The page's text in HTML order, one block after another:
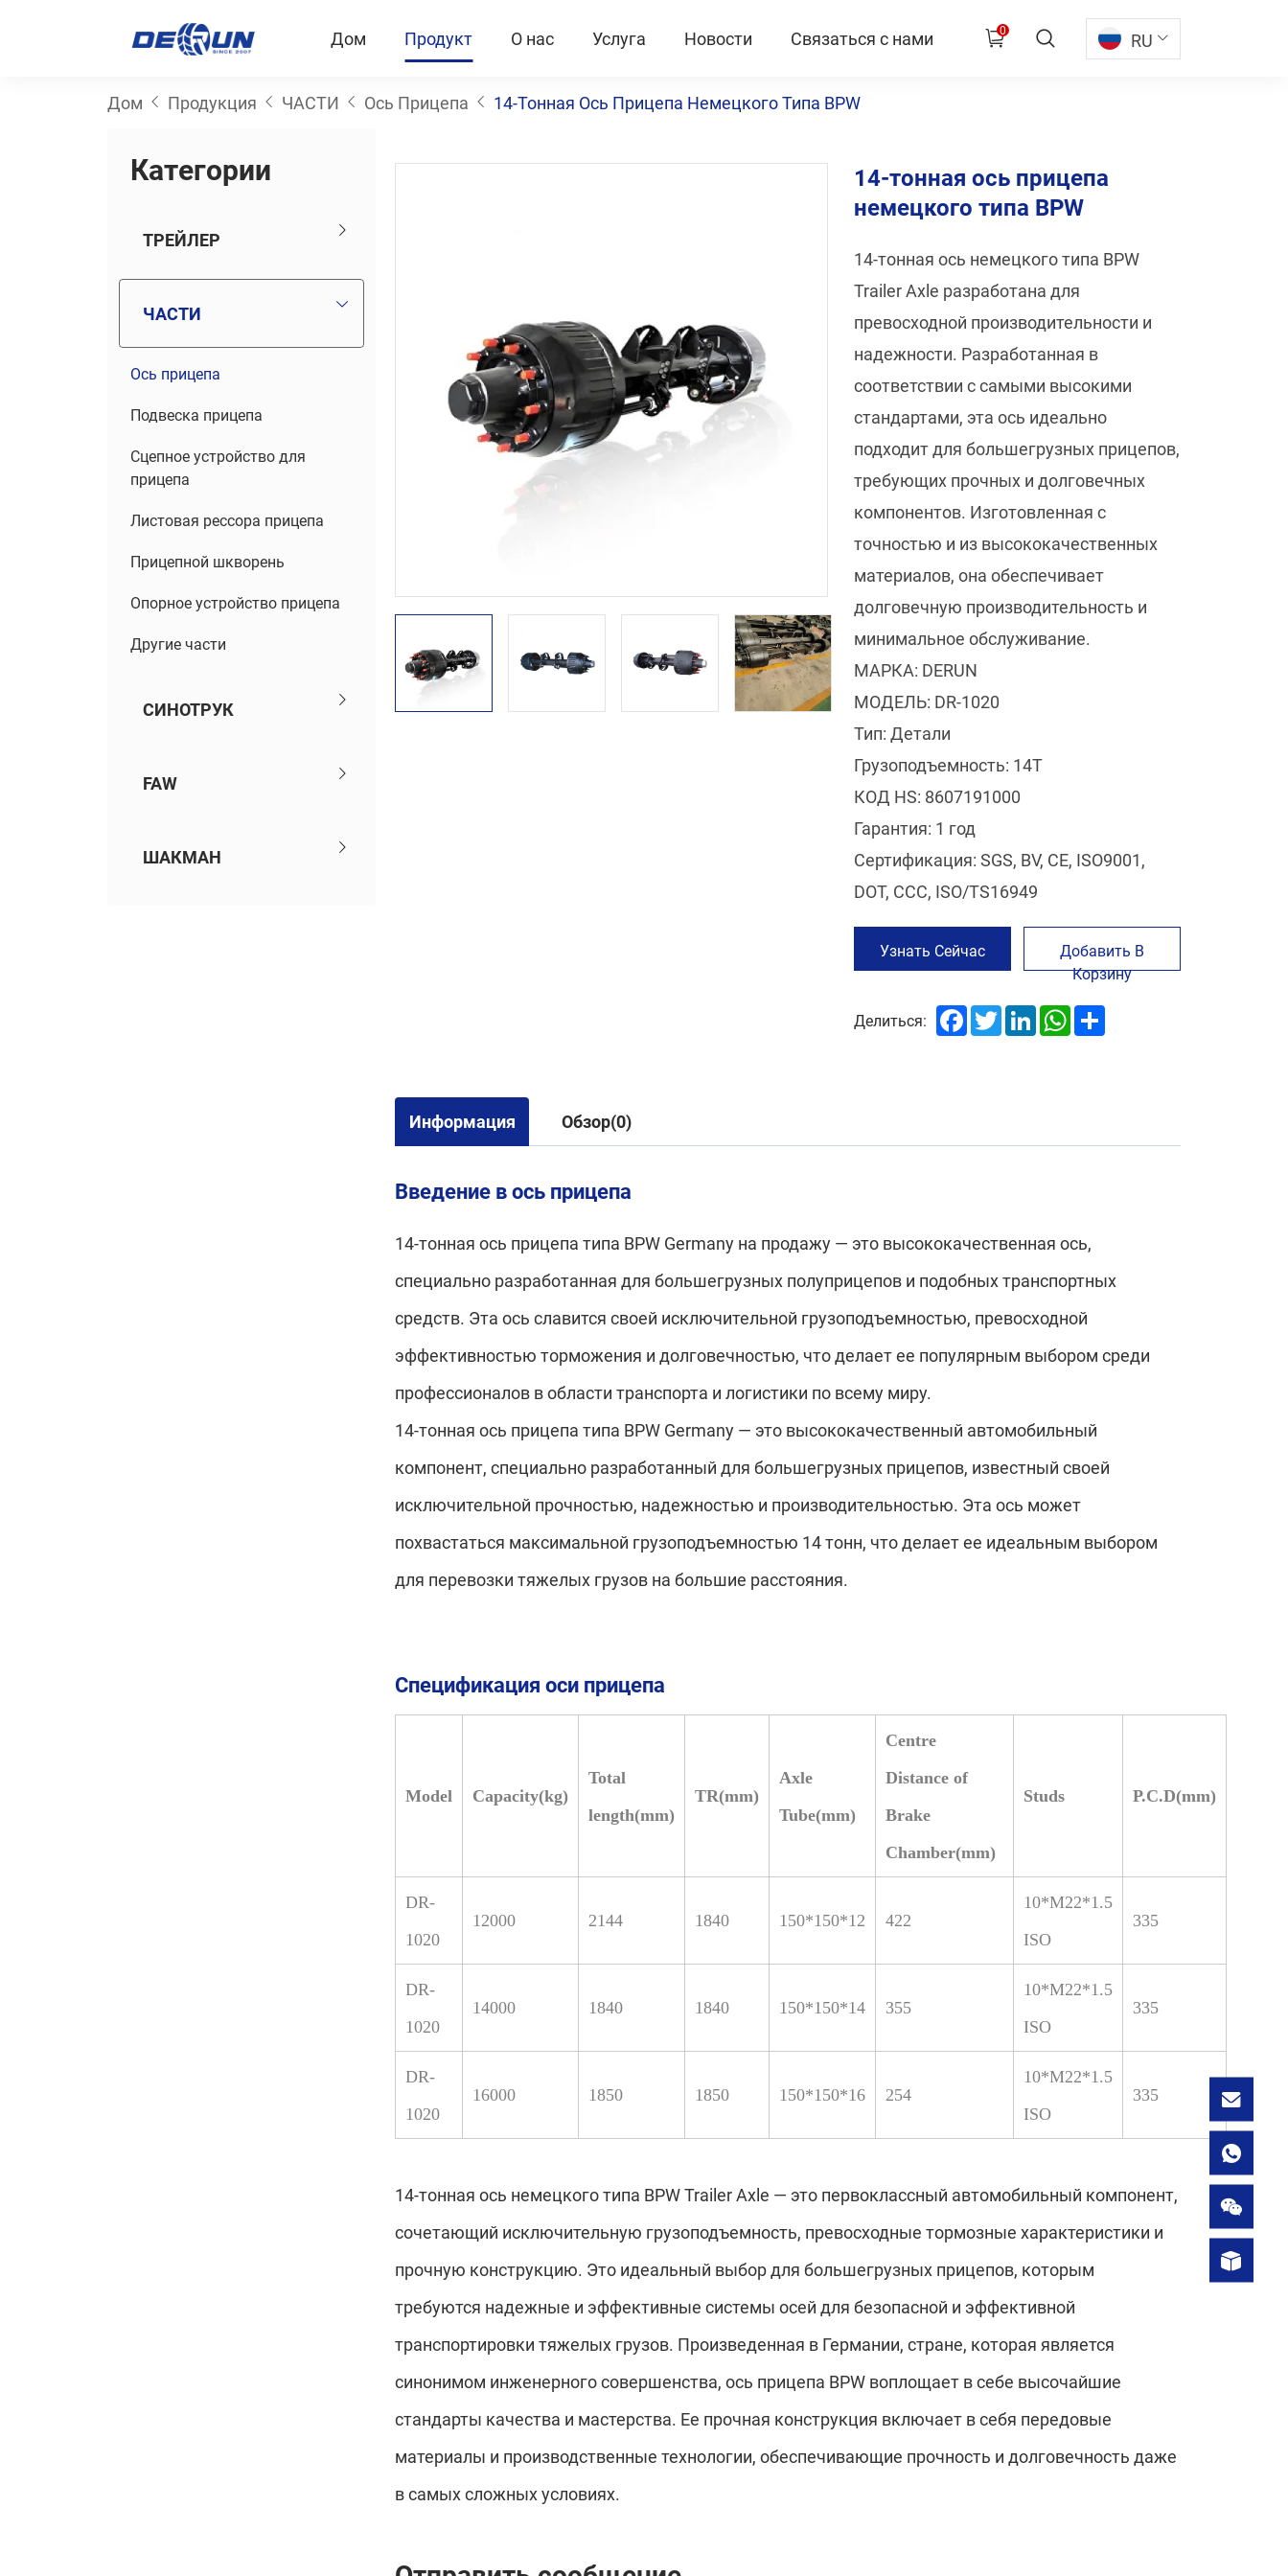
Дом Продукт О нас Услуга Новости Связаться с нами 0 RU
Дом Продукция ЧАСТИ Ось Прицепа 14-Тонная Ось Прицепа Немецкого Типа BPW
Категории
ТРЕЙЛЕР
ЧАСТИ
Ось прицепа
Подвеска прицепа
Сцепное устройство для
прицепа
Листовая рессора прицепа
Прицепной шкворень
Опорное устройство прицепа
Другие части
СИНОТРУК
FAW
ШАКМАН
14-тонная ось прицепа
немецкого типа BPW
14-тонная ось немецкого типа BPW
Trailer Axle разработана для
превосходной производительности и
надежности. Разработанная в
соответствии с самыми высокими
стандартами, эта ось идеально
подходит для большегрузных прицепов,
требующих прочных и долговечных
компонентов. Изготовленная с
точностью и из высококачественных
материалов, она обеспечивает
долговечную производительность и
минимальное обслуживание.
МАРКА: DERUN
МОДЕЛЬ: DR-1020
Тип: Детали
Грузоподъемность: 14T
КОД HS: 8607191000
Гарантия: 1 год
Сертификация: SGS, BV, CE, ISO9001,
DOT, CCC, ISO/TS16949
Узнать Сейчас
Добавить В
Корзину
Делиться: FacebookTwitterLinkedInWhatsApp
Информация Обзор(0)
Введение в ось прицепа
14-тонная ось прицепа типа BPW Germany на продажу — это высококачественная ось,
специально разработанная для большегрузных полуприцепов и подобных транспортных
средств. Эта ось славится своей исключительной грузоподъемностью, превосходной
эффективностью торможения и долговечностью, что делает ее популярным выбором среди
профессионалов в области транспорта и логистики по всему миру.
14-тонная ось прицепа типа BPW Germany — это высококачественный автомобильный
компонент, специально разработанный для большегрузных прицепов, известный своей
исключительной прочностью, надежностью и производительностью. Эта ось может
похвастаться максимальной грузоподъемностью 14 тонн, что делает ее идеальным выбором
для перевозки тяжелых грузов на большие расстояния.
Спецификация оси прицепа
Model Capacity(kg)
Total
length(mm)
TR(mm)
Axle
Tube(mm)
Centre
Distance of
Brake
Chamber(mm)
Studs P.C.D(mm)
DR-
1020
12000 2144 1840 150*150*12 422
10*M22*1.5
ISO
335
DR-
1020
14000 1840 1840 150*150*14 355
10*M22*1.5
ISO
335
DR-
1020
16000 1850 1850 150*150*16 254
10*M22*1.5
ISO
335
14-тонная ось немецкого типа BPW Trailer Axle — это первоклассный автомобильный компонент,
сочетающий исключительную грузоподъемность, превосходные тормозные характеристики и
прочную конструкцию. Это идеальный выбор для большегрузных прицепов, которым
требуются надежные и эффективные системы осей для безопасной и эффективной
транспортировки тяжелых грузов. Произведенная в Германии, стране, которая является
синонимом инженерного совершенства, ось прицепа BPW воплощает в себе высочайшие
стандарты качества и мастерства. Ее прочная конструкция включает в себя передовые
материалы и производственные технологии, обеспечивающие прочность и долговечность даже
в самых сложных условиях.